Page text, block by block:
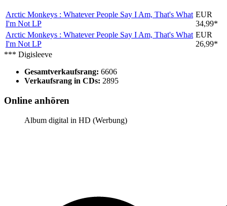
Arctic Monkeys : Whatever People Say I Am, That's What
I'm Not LP
EUR
34,99*
Arctic Monkeys : Whatever People Say I Am, That's What
I'm Not LP
EUR
26,99*
*** Digisleeve
Gesamtverkaufsrang: 6606
Verkaufsrang in CDs: 2895
Online anhören
Album digital in HD (Werbung)